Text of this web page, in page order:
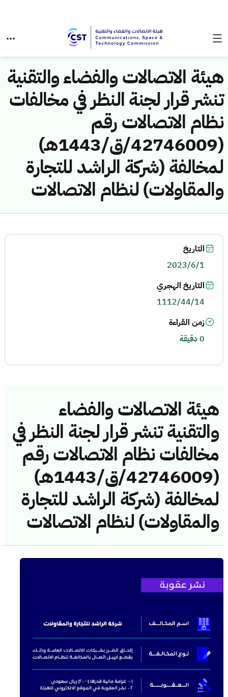
هيئة الاتصالات والفضاء والتقنية
تنشر قرار لجنة النظر في مخالفات
نظام الاتصالات رقم
(42746009/ق/1443هـ)
لمخالفة (شركة الراشد للتجارة
والمقاولات) لنظام الاتصالات
هيئة الاتصالات والفضاء
والتقنية تنشر قرار لجنة النظر في
مخالفات نظام الاتصالات رقم
(42746009/ق/1443هـ)
لمخالفة (شركة الراشد للتجارة
والمقاولات) لنظام الاتصالات
التاريخ
2023/6/1
التاريخ الهجري
1112/44/14
زمن القراءة
0 دقيقة